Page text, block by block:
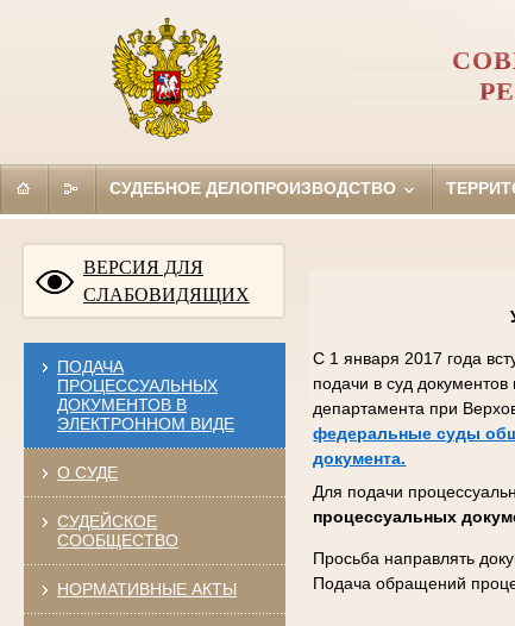
СУДЕБНОЕ ДЕЛОПРОИЗВОДСТВО
ВЕРСИЯ ДЛЯ
СЛАБОВИДЯЩИХ
ПОДАЧА
ПРОЦЕССУАЛЬНЫХ
ДОКУМЕНТОВ В
ЭЛЕКТРОННОМ ВИДЕ
О СУДЕ
СУДЕЙСКОЕ
СООБЩЕСТВО
НОРМАТИВНЫЕ АКТЫ
С 1 января 2017 года
подачи в суд
департамента при
федеральные суды
документа.
Для подачи
процессуальных
Просьба направлять
Подача обращений